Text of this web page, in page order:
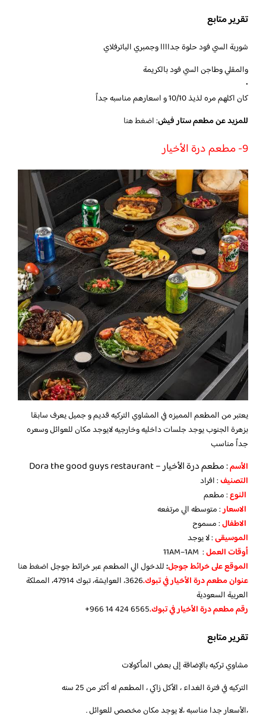
تقرير متابع
شوربة السي فود حلوة جداااا وجمبري الباترفلاي
والمقلي وطاجن السي فود بالكريمة
•
كان اكلهم مره لذيذ 10/10 و اسعارهم مناسبه جداً
للمزيد عن مطعم ستار فيش:اضغط هنا
9- مطعم درة الأخيار
يعتبر من المطعم المميزه في المشاوي التركيه قديم و جميل يعرف سابقا
بزهرة الجنوب يوجد جلسات داخليه وخارجيه لايوجد مكان للعوائل وسعره
جداً مناسب
الأسم: مطعم درة الأخيار – Dora the good guys restaurant
التصنيف: افراد
النوع: مطعم
الاسعار: متوسطه الي مرتفعه
الاطفال: مسموح
الموسيقى: لا يوجد
أوقات العمل: 11AM–1AM
الموقع على خرائط جوجل:للدخول الي المطعم عبر خرائط جوجلاضغط هنا
عنوان مطعم درة الأخيار في تبوك.
3626، العوايشة، تبوك 47914، المملكة
العربية السعودية
رقم مطعم درة الأخيار في تبوك.
تقرير متابع
مشاوي تركيه بالإضافة إلى بعض المأكولات
التركيه في فترة الغداء ، الأكل زاكي ، المطعم له أكثر من 25 سنه
،الأسعار جدا مناسبه ،لا يوجد مكان مخصص للعوائل .